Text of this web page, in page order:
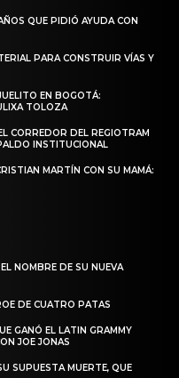
QUE PIDIÓ AYUDA CON
PARA CONSTRUIR VÍAS Y
EN BOGOTÁ:
TOLOZA
CORREDOR DEL REGIOTRAM
INSTITUCIONAL
MARTÍN CON SU MAMÁ:
NOMBRE DE SU NUEVA
DE CUATRO PATAS
GANÓ EL LATIN GRAMMY
JOE JONAS
SUPUESTA MUERTE, QUE